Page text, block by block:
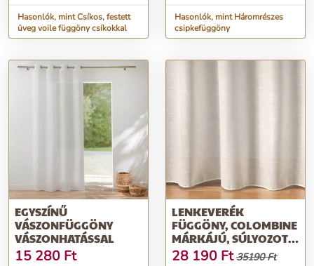
Hasonlók, mint Csíkos, festett
üveg voile függöny csíkokkal
Hasonlók, mint Háromrészes
csipkefüggöny
EGYSZÍNŰ
VÁSZONFÜGGÖNY
VÁSZONHATÁSSAL
15 280 Ft
LENKEVERÉK
FÜGGÖNY, COLOMBINE
MÁRKÁJÚ, SÚLYOZOTT
ALJJAL
28 190 Ft 35190 Ft